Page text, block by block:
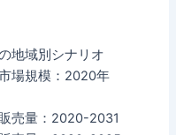
地域別シナリオ
場規模：2020年
売量：2020-2031